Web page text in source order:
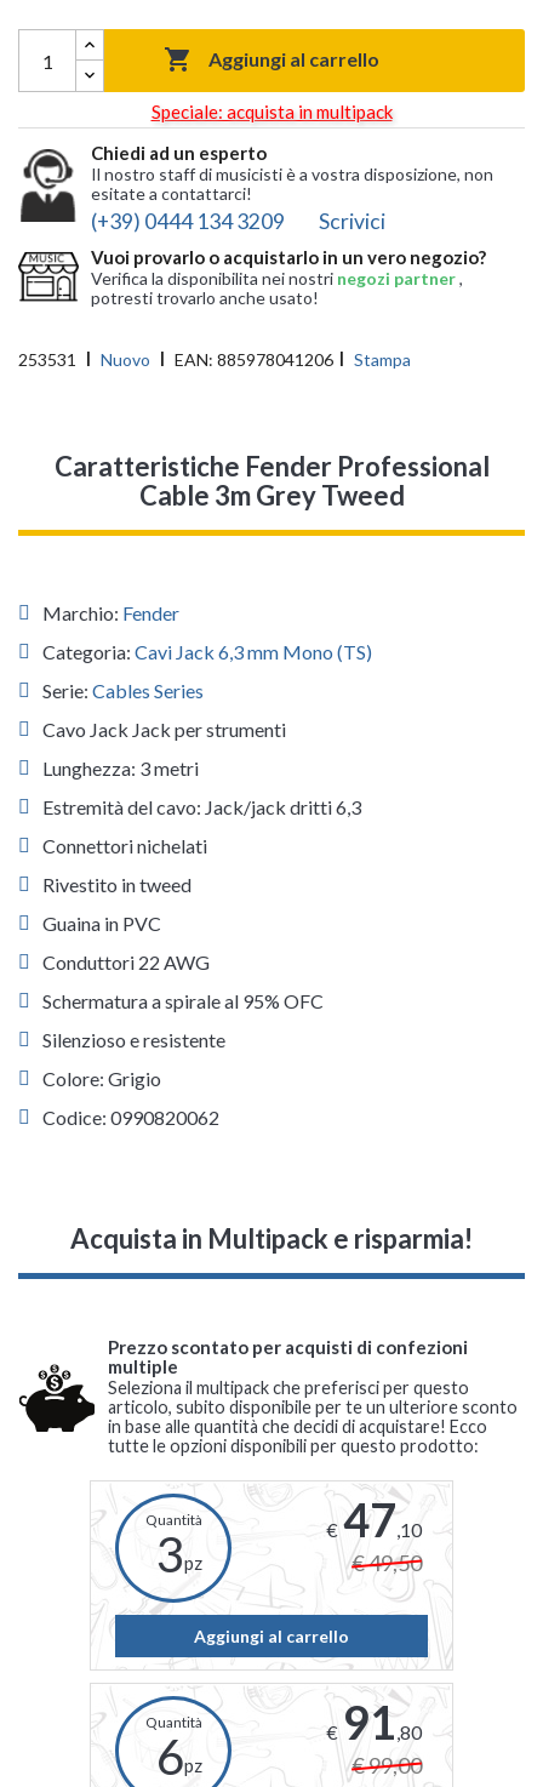
 Aggiungi al carrello
Speciale: acquista in multipack
Chiedi ad un esperto
Il nostro staff di musicisti è a vostra disposizione, non
esitate a contattarci!
(+39) 0444 134 3209 Scrivici
Vuoi provarlo o acquistarlo in un vero negozio?
Verifica la disponibilita nei nostri negozi partner,
potresti trovarlo anche usato!
253531 Nuovo EAN: 885978041206 Stampa
Caratteristiche Fender Professional
Cable 3m Grey Tweed
Marchio: Fender
Categoria: Cavi Jack 6,3 mm Mono (TS)
Serie: Cables Series
Cavo Jack Jack per strumenti
Lunghezza: 3 metri
Estremità del cavo: Jack/jack dritti 6,3
Connettori nichelati
Rivestito in tweed
Guaina in PVC
Conduttori 22 AWG
Schermatura a spirale al 95% OFC
Silenzioso e resistente
Colore: Grigio
Codice: 0990820062
Acquista in Multipack e risparmia!
Prezzo scontato per acquisti di confezioni
multiple
Seleziona il multipack che preferisci per questo
articolo, subito disponibile per te un ulteriore sconto
in base alle quantità che decidi di acquistare! Ecco
tutte le opzioni disponibili per questo prodotto:
3pz
€ 47,10
€ 49,50
Aggiungi al carrello
6pz
€ 91,80
€ 99,00